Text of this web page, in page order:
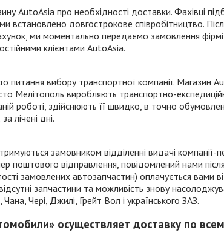
AutoAsia про необхідності доставки. Фахівці
встановлено довгострокове співробітництво.
ми моментально передаємо замовлення фірмі
клієнтами AutoAsia.
вибору транспортної компанії. Магазин
Мелітополь виробляють транспортно-
роботі, здійснюють її швидко, в точно
лічені дні.
замовником відділенні видачі компанії-
поштового відправлення, повідомлений нами
замовлених автозапчастин) оплачується вами
запчастини та можливість знову
Чері, Джилі, Грейт Вол і українського ЗАЗ.
осуществляет доставку по